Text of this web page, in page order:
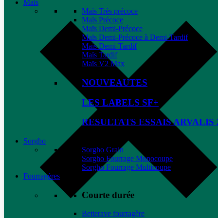
Maïs
Maïs Très précoce
Maïs Précoce
Maïs Demi-Précoce
Maïs Demi-Précoce à Demi-Tardif
Maïs Demi-Tardif
Maïs Tardif
Maïs V2 Max
NOUVEAUTES
LES LABELS SF+
RESULTATS ESSAIS ARVALIS
Sorgho
Sorgho Grain
Sorgho Fourrage Monocoupe
Sorgho Fourrage Multicoupe
Fourragères
Courte durée
Betterave fourragère